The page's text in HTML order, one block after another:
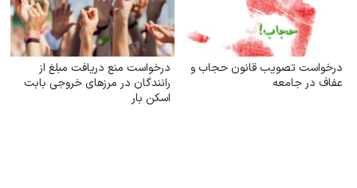
درخواست تصویب قانون حجاب و
عفاف در جامعه
درخواست منع دریافت مبلغ از
رانندگان در مرزهای خروجی بابت
اسکن بار